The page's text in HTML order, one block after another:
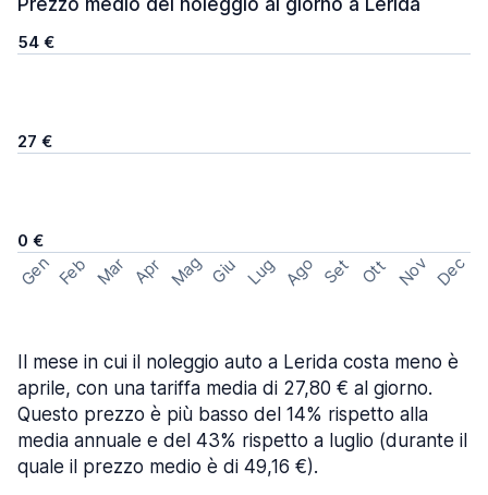
Prezzo medio del noleggio al giorno a Lerida
54 €
27 €
0 €
Gen Feb Mar Apr Mag Giu Lug Ago Set Ott Nov Dec
Il mese in cui il noleggio auto a Lerida costa meno è
aprile, con una tariffa media di 27,80 € al giorno.
Questo prezzo è più basso del 14% rispetto alla
media annuale e del 43% rispetto a luglio (durante il
quale il prezzo medio è di 49,16 €).